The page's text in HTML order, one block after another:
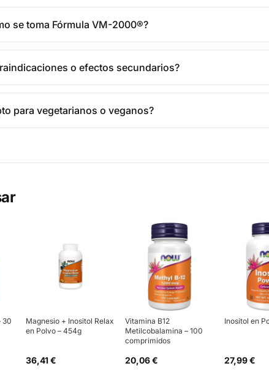
se toma Fórmula VM-2000®?
o efectos secundarios?
para vegetarianos o veganos?
30
Magnesio + Inositol Relax
en Polvo – 454g
36,41 €
Vitamina B12
Metilcobalamina – 100
comprimidos
20,06 €
Inositol en
27,99 €